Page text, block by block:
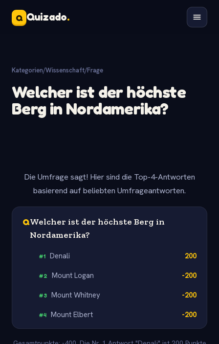
Q Quizado.
Kategorien/Wissenschaft/Frage
Welcher ist der höchste
Berg in Nordamerika?
Die Umfrage sagt! Hier sind die Top-4-Antworten
basierend auf beliebten Umfrageantworten.
QWelcher ist der höchste Berg in
Nordamerika?
#1 Denali 200
#2 Mount Logan -200
#3 Mount Whitney -200
#4 Mount Elbert -200